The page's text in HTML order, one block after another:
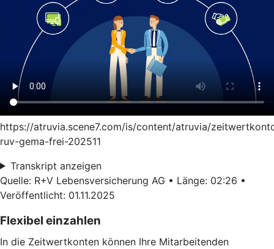
https://atruvia.scene7.com/is/content/atruvia/
ruv-gema-frei-202511
Transkript anzeigen
Quelle: R+V Lebensversicherung AG • Länge: 02:26 •
Veröffentlicht: 01.11.2025
Flexibel einzahlen
In die Zeitwertkonten können Ihre Mitarbeitenden